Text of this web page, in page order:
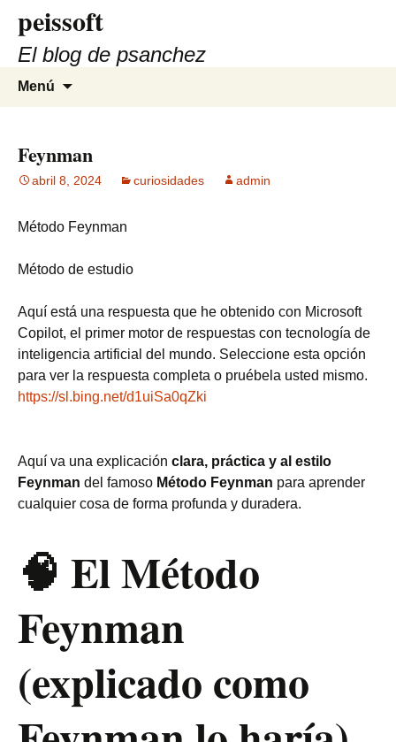
contenido
peissoft
El blog de psanchez
Menú
Feynman
abril 8, 2024 curiosidades admin
Método Feynman
Método de estudio
Aquí está una respuesta que he obtenido con Microsoft
Copilot, el primer motor de respuestas con tecnología de
inteligencia artificial del mundo. Seleccione esta opción
para ver la respuesta completa o pruébela usted mismo.
https://sl.bing.net/d1uiSa0qZki
Aquí va una explicación clara, práctica y al estilo
Feynman del famoso Método Feynman para aprender
cualquier cosa de forma profunda y duradera.
🧠 El Método
Feynman
(explicado como